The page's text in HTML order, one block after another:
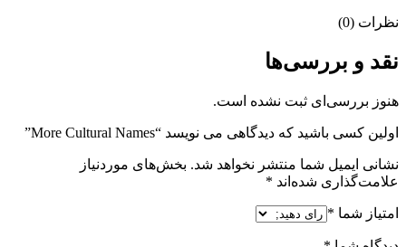
نظرات (0)
نقد و بررسی‌ها
هنوز بررسی‌ای ثبت نشده است.
اولین کسی باشید که دیدگاهی می نویسد “More Cultural Names”
نشانی ایمیل شما منتشر نخواهد شد. بخش‌های موردنیاز
علامت‌گذاری شده‌اند *
امتیاز شما *